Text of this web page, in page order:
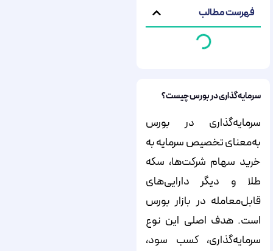
فهرست مطالب
سرمایه‌گذاری در بورس چیست؟
سرمایه‌گذاری در بورس
به‌معنای تخصیص سرمایه به
خرید سهام شرکت‌ها، سکه
طلا و دیگر دارایی‌های
قابل‌معامله در بازار بورس
است. هدف اصلی این نوع
سرمایه‌گذاری، کسب سود،